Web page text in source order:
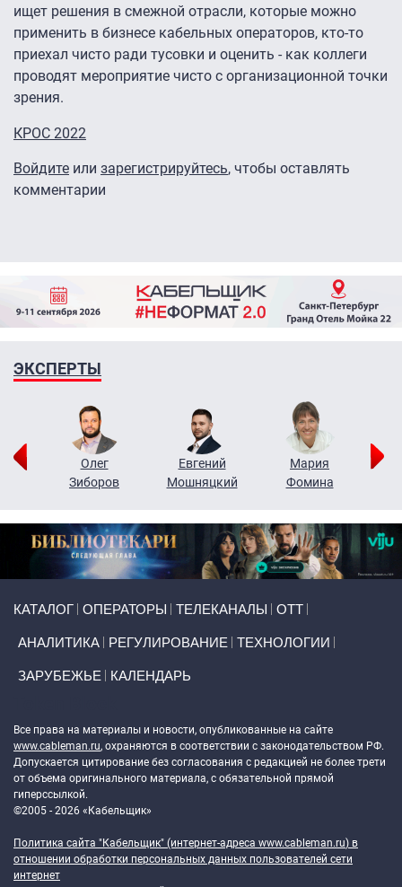
ищет решения в смежной отрасли, которые можно
применить в бизнесе кабельных операторов, кто-то
приехал чисто ради тусовки и оценить - как коллеги
проводят мероприятие чисто с организационной точки
зрения.
КРОС 2022
Войдите или зарегистрируйтесь, чтобы оставлять
комментарии
ЭКСПЕРТЫ
Олег
Зиборов
Евгений
Мошняцкий
Мария
Фомина
КАТАЛОГ ОПЕРАТОРЫ ТЕЛЕКАНАЛЫ ОТТ
АНАЛИТИКА РЕГУЛИРОВАНИЕ ТЕХНОЛОГИИ
ЗАРУБЕЖЬЕ КАЛЕНДАРЬ
Все права на материалы и новости, опубликованные на сайте
www.cableman.ru, охраняются в соответствии с законодательством РФ.
Допускается цитирование без согласования с редакцией не более трети
от объема оригинального материала, с обязательной прямой
гиперссылкой.
©2005 - 2026 «Кабельщик»
Политика сайта "Кабельщик" (интернет-адреса www.cableman.ru) в
отношении обработки персональных данных пользователей сети
интернет